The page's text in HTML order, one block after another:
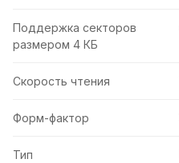
Поддержка секторов
размером 4 КБ
Скорость чтения
Форм-фактор
Тип